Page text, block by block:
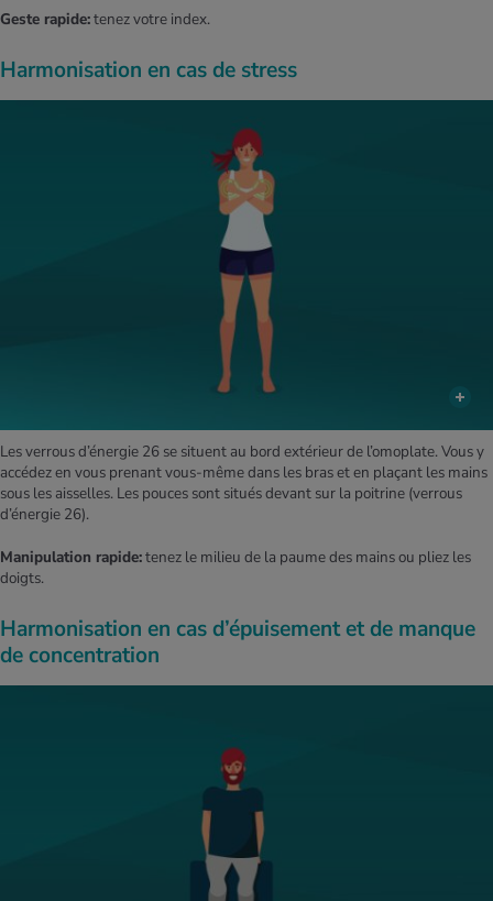
Geste rapide:tenez votre index.
Harmonisation en cas de stress
Les verrous d’énergie 26 se situent au bord extérieur de l’omoplate. Vous y
accédez en vous prenant vous-même dans les bras et en plaçant les mains
sous les aisselles. Les pouces sont situés devant sur la poitrine (verrous
d’énergie 26).
Manipulation rapide:tenez le milieu de la paume des mains ou pliez les
doigts.
Harmonisation en cas d’épuisement et de manque
de concentration